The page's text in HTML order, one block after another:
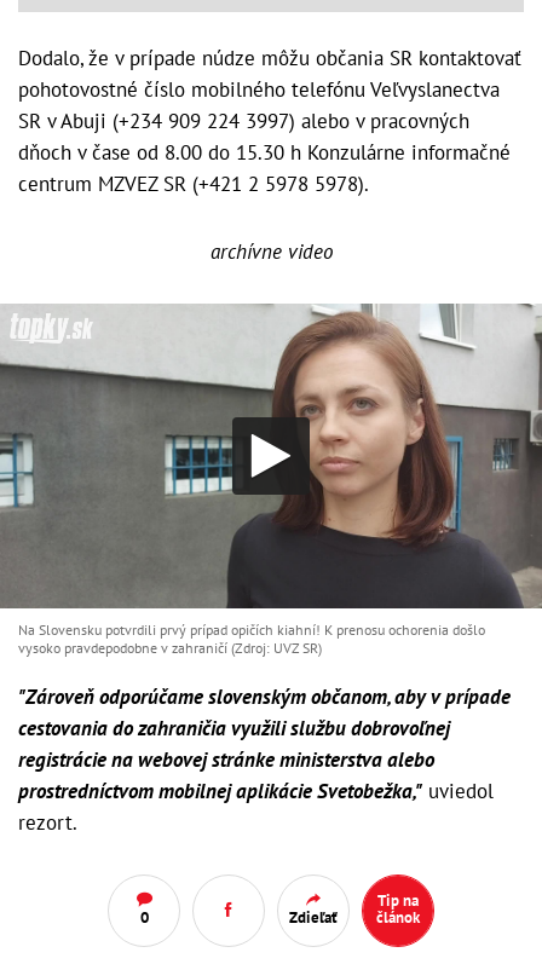
Dodalo, že v prípade núdze môžu občania SR kontaktovať
pohotovostné číslo mobilného telefónu Veľvyslanectva
SR v Abuji (+234 909 224 3997) alebo v pracovných
dňoch v čase od 8.00 do 15.30 h Konzulárne informačné
centrum MZVEZ SR (+421 2 5978 5978).
archívne video
Na Slovensku potvrdili prvý prípad opičích kiahní! K prenosu ochorenia došlo
vysoko pravdepodobne v zahraničí (Zdroj: UVZ SR)
"Zároveň odporúčame slovenským občanom, aby v prípade
cestovania do zahraničia využili službu dobrovoľnej
registrácie na webovej stránke ministerstva alebo
prostredníctvom mobilnej aplikácie Svetobežka," uviedol
rezort.
0 Zdieľať
Tip na
článok